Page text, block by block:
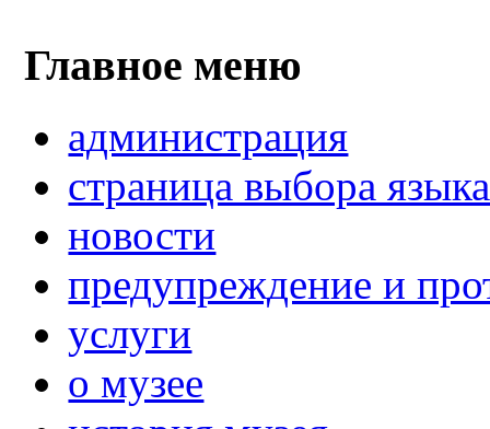
Главное меню
администрация
страница выбора языка
новости
предупреждение и
услуги
о музее